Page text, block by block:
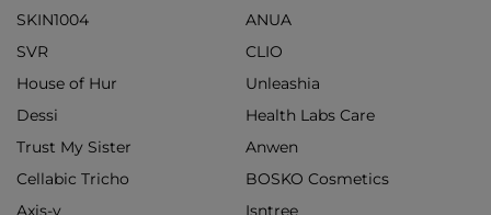
SKIN1004
ANUA
SVR
CLIO
House of Hur
Unleashia
Dessi
Health Labs Care
Trust My Sister
Anwen
Cellabic Tricho
BOSKO Cosmetics